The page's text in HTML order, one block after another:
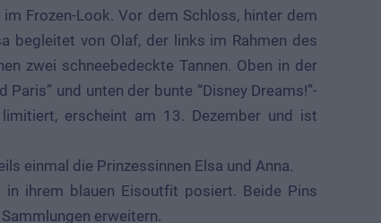
Frozen-Look. Vor dem Schloss, hinter dem
begleitet von Olaf, der links im Rahmen des
zwei schneebedeckte Tannen. Oben in der
und unten der bunte “Disney Dreams!”-
erscheint am 13. Dezember und ist
einmal die Prinzessinnen Elsa und Anna.
in ihrem blauen Eisoutfit posiert. Beide Pins
erweitern.